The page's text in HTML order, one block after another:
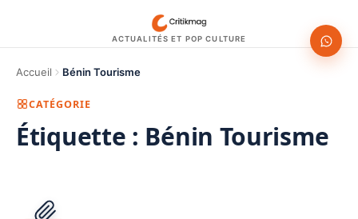
ACTUALITÉS ET POP CULTURE
Accueil Bénin Tourisme
CATÉGORIE
Étiquette : Bénin Tourisme
PUBLICITÉ